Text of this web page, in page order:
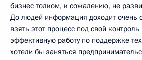
бизнес толком, к сожалению, не
До людей информация доходит очень
взять этот процесс под свой
эффективную работу по поддержке
хотели бы заняться